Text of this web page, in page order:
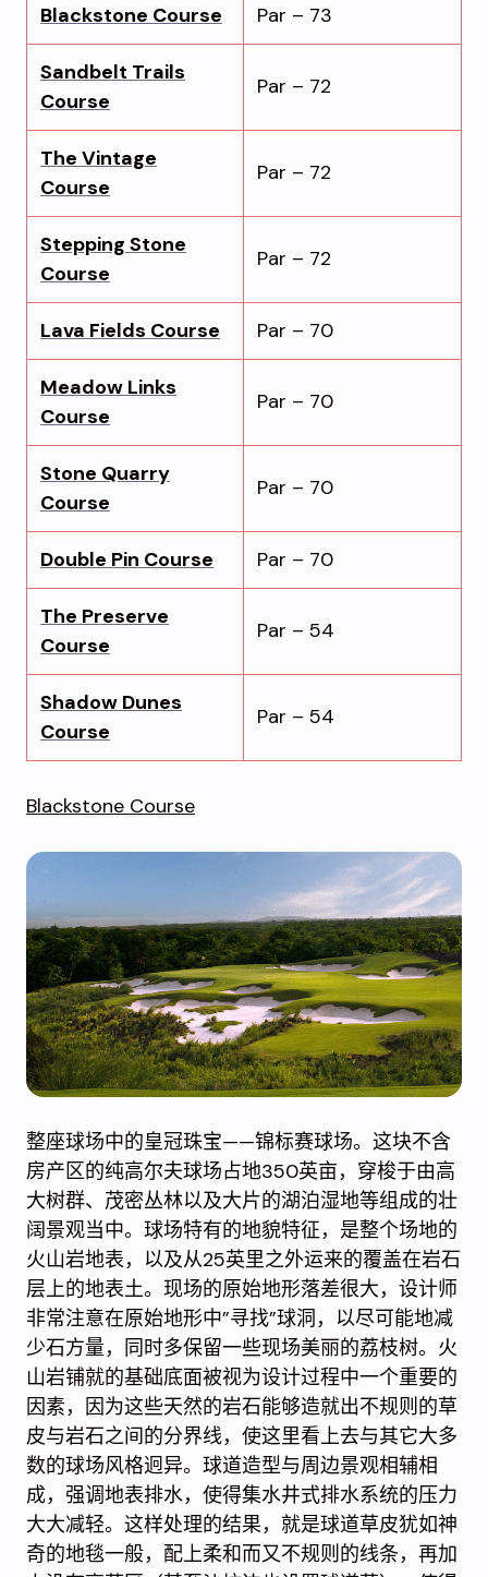
Blackstone Course Par – 73
Sandbelt Trails
Course
Par – 72
The Vintage
Course
Par – 72
Stepping Stone
Course
Par – 72
Lava Fields Course Par – 70
Meadow Links
Course
Par – 70
Stone Quarry
Course
Par – 70
Double Pin Course Par – 70
The Preserve
Course
Par – 54
Shadow Dunes
Course
Par – 54
Blackstone Course
整座球场中的皇冠珠宝——锦标赛球场。这块不含
房产区的纯高尔夫球场占地350英亩，穿梭于由高
大树群、茂密丛林以及大片的湖泊湿地等组成的壮
阔景观当中。球场特有的地貌特征，是整个场地的
火山岩地表，以及从25英里之外运来的覆盖在岩石
层上的地表土。现场的原始地形落差很大，设计师
非常注意在原始地形中”寻找”球洞，以尽可能地减
少石方量，同时多保留一些现场美丽的荔枝树。火
山岩铺就的基础底面被视为设计过程中一个重要的
因素，因为这些天然的岩石能够造就出不规则的草
皮与岩石之间的分界线，使这里看上去与其它大多
数的球场风格迥异。球道造型与周边景观相辅相
成，强调地表排水，使得集水井式排水系统的压力
大大减轻。这样处理的结果，就是球道草皮犹如神
奇的地毯一般，配上柔和而又不规则的线条，再加